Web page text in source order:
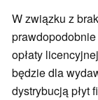
W związku z
opłaty
będzie dla
dystrybucją płyt